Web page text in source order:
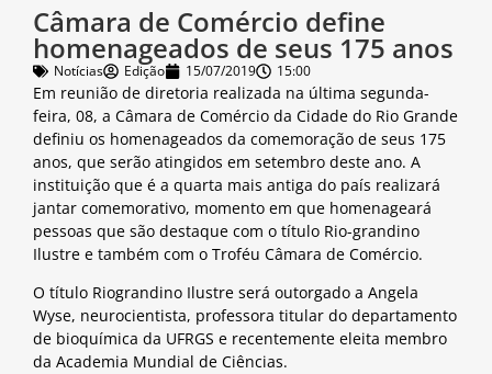
Câmara de Comércio define
homenageados de seus 175 anos
Notícias Edição 15/07/2019 15:00
Em reunião de diretoria realizada na última segunda-
feira, 08, a Câmara de Comércio da Cidade do Rio Grande
definiu os homenageados da comemoração de seus 175
anos, que serão atingidos em setembro deste ano. A
instituição que é a quarta mais antiga do país realizará
jantar comemorativo, momento em que homenageará
pessoas que são destaque com o título Rio-grandino
Ilustre e também com o Troféu Câmara de Comércio.
O título Riograndino Ilustre será outorgado a Angela
Wyse, neurocientista, professora titular do departamento
de bioquímica da UFRGS e recentemente eleita membro
da Academia Mundial de Ciências.